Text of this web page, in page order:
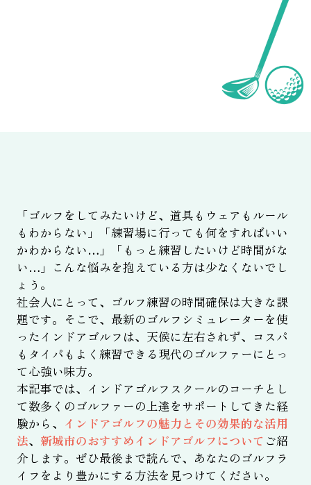
「ゴルフをしてみたいけど、道具もウェアもルール
もわからない」「練習場に行っても何をすればいい
かわからない…」「もっと練習したいけど時間がな
い…」こんな悩みを抱えている方は少なくないでし
ょう。
社会人にとって、ゴルフ練習の時間確保は大きな課
題です。そこで、最新のゴルフシミュレーターを使
ったインドアゴルフは、天候に左右されず、コスパ
もタイパもよく練習できる現代のゴルファーにとっ
て心強い味方。
本記事では、インドアゴルフスクールのコーチとし
て数多くのゴルファーの上達をサポートしてきた経
験から、 インドアゴルフの魅力とその効果的な活用
法、 新城市のおすすめインドアゴルフについて ご紹
介します。ぜひ最後まで読んで、あなたのゴルフラ
イフをより豊かにする方法を見つけてください。